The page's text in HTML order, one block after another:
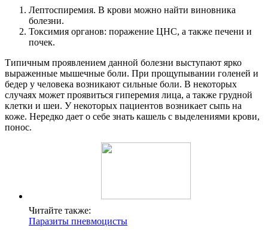
Лептоспиремия. В крови можно найти виновника
болезни.
Токсимия органов: поражение ЦНС, а также печени и
почек.
Типичным проявлением данной болезни выступают ярко
выраженные мышечные боли. При прощупывании голеней и
бедер у человека возникают сильные боли. В некоторых
случаях может проявиться гиперемия лица, а также грудной
клетки и шеи. У некоторых пациентов возникает сыпь на
коже. Нередко дает о себе знать кашель с выделениями крови,
понос.
Читайте также:
Паразиты пневмоцисты